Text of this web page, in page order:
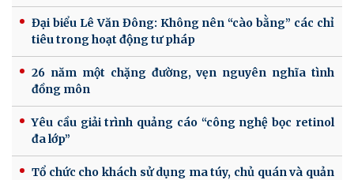
Đại biểu Lê Văn Đông: Không nên “cào bằng” các chỉ
tiêu trong hoạt động tư pháp
26 năm một chặng đường, vẹn nguyên nghĩa tình
đồng môn
Yêu cầu giải trình quảng cáo “công nghệ bọc retinol
đa lớp”
Tổ chức cho khách sử dụng ma túy, chủ quán và quản